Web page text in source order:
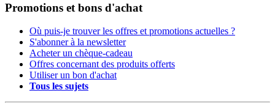
Promotions et bons d'achat
Où puis-je trouver les offres et promotions actuelles ?
S'abonner à la newsletter
Acheter un chèque-cadeau
Offres concernant des produits offerts
Utiliser un bon d'achat
Tous les sujets